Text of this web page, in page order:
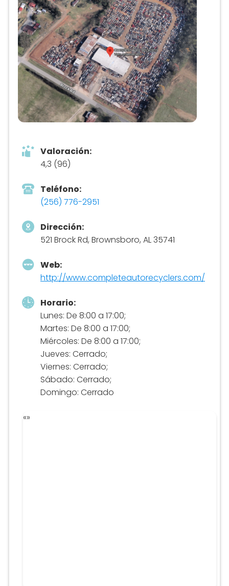
Valoración:
4,3 (96)
Teléfono:
(256) 776-2951
Dirección:
521 Brock Rd, Brownsboro, AL 35741
Web:
http://www.completeautorecyclers.com/
Horario:
Lunes: De 8:00 a 17:00;
Martes: De 8:00 a 17:00;
Miércoles: De 8:00 a 17:00;
Jueves: Cerrado;
Viernes: Cerrado;
Sábado: Cerrado;
Domingo: Cerrado
«»